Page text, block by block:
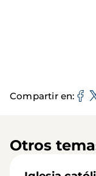
Compartir en
Otros